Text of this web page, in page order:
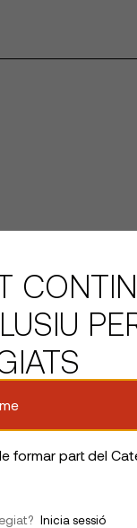
formar part del
Inicia sessió